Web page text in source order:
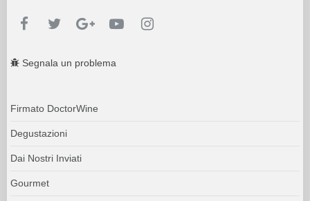
Segnala un problema
Firmato DoctorWine
Degustazioni
Dai Nostri Inviati
Gourmet